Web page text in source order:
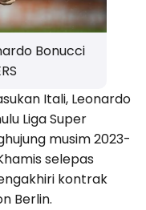
Bonucci
Itali, Leonardo
Liga Super
musim 2023-
selepas
kontrak
Berlin.